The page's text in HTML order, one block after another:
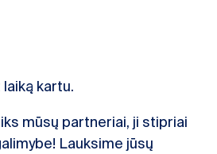
kartu.
mūsų partneriai, ji stipriai
Lauksime jūsų